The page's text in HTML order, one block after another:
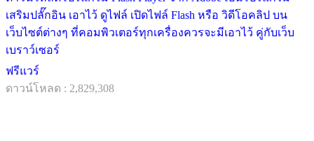
เสริมปลั๊กอิน เอาไว้ ดูไฟล์ เปิดไฟล์ Flash หรือ วิดีโอคลิป บน
เว็บไซต์ต่างๆ ที่คอมพิวเตอร์ทุกเครื่องควรจะมีเอาไว้ คู่กับเว็บ
เบราว์เซอร์
ฟรีแวร์
ดาวน์โหลด : 2,829,308